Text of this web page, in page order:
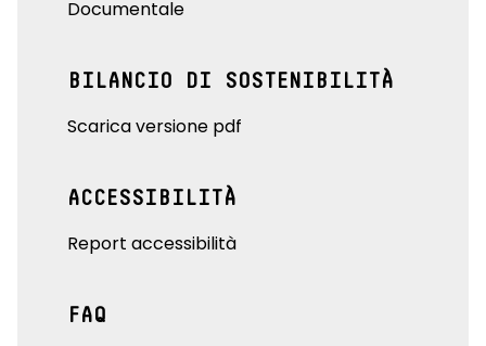
Documentale
BILANCIO DI SOSTENIBILITÀ
Scarica versione pdf
ACCESSIBILITÀ
Report accessibilità
FAQ